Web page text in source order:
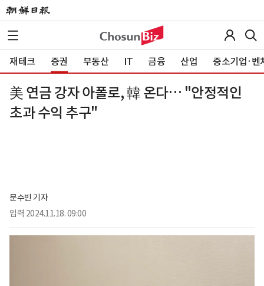
재테크 증권 부동산 IT 금융 산업 중소기업·벤
美 연금 강자 아폴로, 韓 온다… "안정적인
초과 수익 추구"
문수빈 기자
입력 2024.11.18. 09:00